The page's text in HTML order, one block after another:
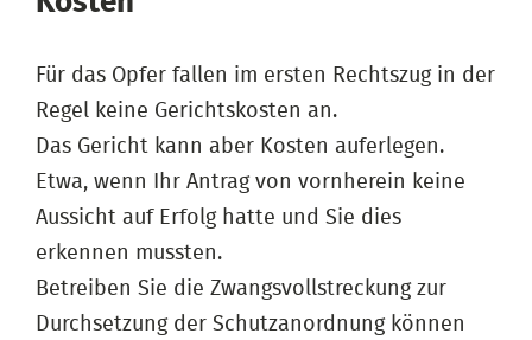
Für das Opfer fallen im ersten Rechtszug in der
Regel keine Gerichtskosten an.
Das Gericht kann aber Kosten auferlegen.
Etwa, wenn Ihr Antrag von vornherein keine
Aussicht auf Erfolg hatte und Sie dies
erkennen mussten.
Betreiben Sie die Zwangsvollstreckung zur
Durchsetzung der Schutzanordnung können